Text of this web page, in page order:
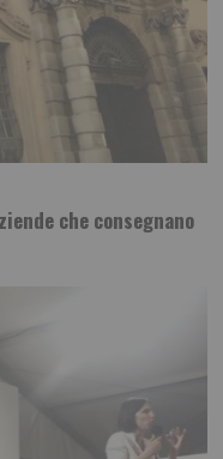
che consegnano